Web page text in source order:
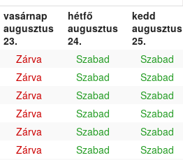
vasárnap
augusztus
23.
hétfő
augusztus
24.
kedd
augusztus
25.
Zárva Szabad
Szabad
Zárva Szabad
Szabad
Zárva Szabad
Szabad
Zárva Szabad
Szabad
Zárva Szabad
Szabad
Zárva Szabad
Szabad